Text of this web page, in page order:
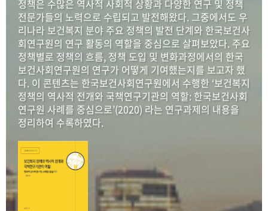
간행물 변천사
기록물 아카이브
사진 아카이브 문서 기록물 행정박물 영상 기록물
50+1주년 기념
성과 50선 숫자로 보는 50년
세계와 함께 한 KIHASA
VR 역사관
정책은 수많은 역사적 사회적 상황과 다양한 연구 및 정책
전문가들의 노력으로 수립되고 발전해왔다. 그중에서도 우
리나라 보건복지 분야 주요 정책의 발전 단계와 한국보건사
회연구원의 연구 활동의 역할을 중심으로 살펴보았다. 주요
정책별로 정책의 흐름, 정책 도입 및 변화과정에서의 한국
보건사회연구원의 연구가 어떻게 기여했는지를 보고자 했
다. 이 콘텐츠는 한국보건사회연구원에서 수행한 ‘보건복지
정책의 역사적 전개와 국책연구기관의 역할: 한국보건사회
연구원 사례를 중심으로’(2020) 라는 연구과제의 내용을
정리하여 수록하였다.